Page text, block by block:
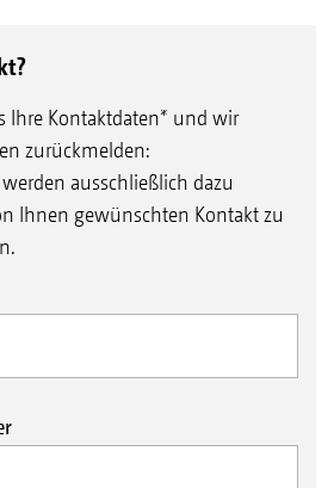
Ihre Kontaktdaten* und wir
zurückmelden:
ausschließlich dazu
Ihnen gewünschten Kontakt zu